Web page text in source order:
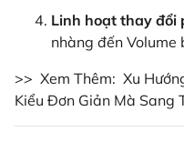
Linh hoạt thay đổi
nhàng đến Volume
>> Xem Thêm: Xu
Kiểu Đơn Giản Mà Sang